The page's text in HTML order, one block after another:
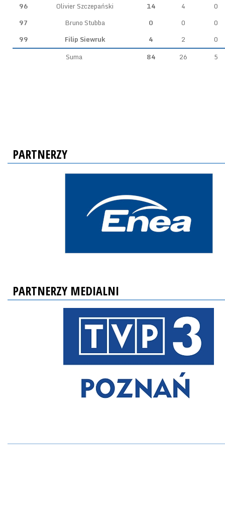
96
Olivier Szczepański 14 4
0
97
Bruno Stubba 0 0
0
99
Filip Siewruk 4 2
0
Suma
84 26 5
PARTNERZY
PARTNERZY MEDIALNI